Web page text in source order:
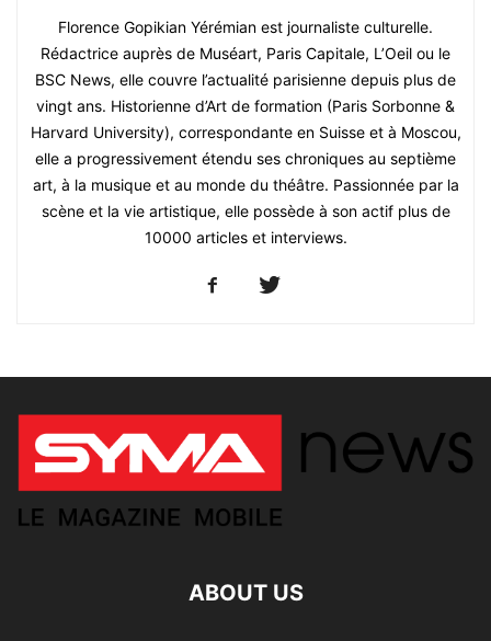
Florence Gopikian Yérémian est journaliste culturelle.
Rédactrice auprès de Muséart, Paris Capitale, L’Oeil ou le
BSC News, elle couvre l’actualité parisienne depuis plus de
vingt ans. Historienne d’Art de formation (Paris Sorbonne &
Harvard University), correspondante en Suisse et à Moscou,
elle a progressivement étendu ses chroniques au septième
art, à la musique et au monde du théâtre. Passionnée par la
scène et la vie artistique, elle possède à son actif plus de
10000 articles et interviews.
ABOUT US